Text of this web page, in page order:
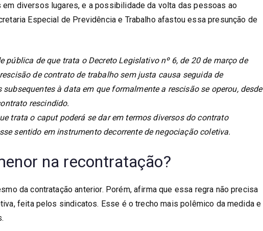
diversos lugares, e a possibilidade da volta das pessoas ao
Especial de Previdência e Trabalho afastou essa presunção de
pública de que trata o Decreto Legislativo nº 6, de 20 de março de
de contrato de trabalho sem justa causa seguida de
à data em que formalmente a rescisão se operou, desde
rescindido.
trata o caput poderá se dar em termos diversos do contrato
sentido em instrumento decorrente de negociação coletiva.
na recontratação?
da contratação anterior. Porém, afirma que essa regra não precisa
feita pelos sindicatos. Esse é o trecho mais polêmico da medida e